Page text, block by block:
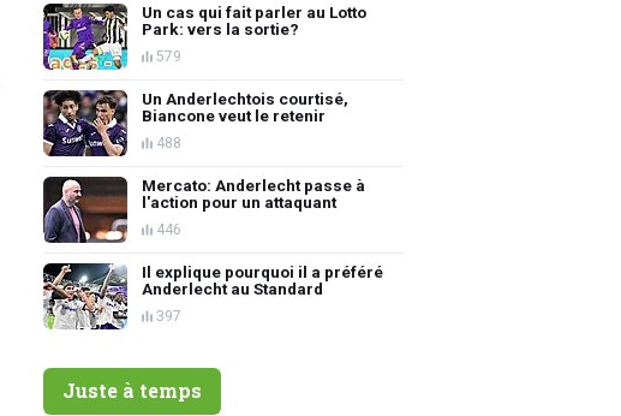
Un cas qui fait parler au Lotto
Park: vers la sortie?
579
Un Anderlechtois courtisé,
Biancone veut le retenir
488
Mercato: Anderlecht passe à
l'action pour un attaquant
446
Il explique pourquoi il a préféré
Anderlecht au Standard
397
Juste à temps